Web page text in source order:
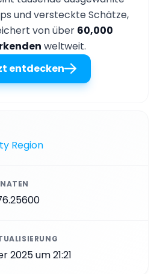
und versteckte Schätze,
von über 60,000
weltweit.
entdecken
Region
2025 um 21:21